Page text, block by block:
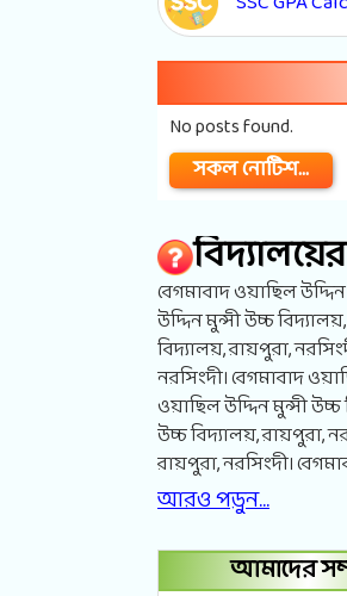
No posts found.
সকল নোটিশ...
বেগমাবাদ ওয়াছিল
উদ্দিন মুন্সী উচ্চ
বিদ্যালয়, রায়পুরা,
নরসিংদী। বেগমাবাদ
ওয়াছিল উদ্দিন মুন্সী উচ্চ
উচ্চ বিদ্যালয়, রায়পুরা,
রায়পুরা, নরসিংদী।
আরও পড়ুন...
আমাদের